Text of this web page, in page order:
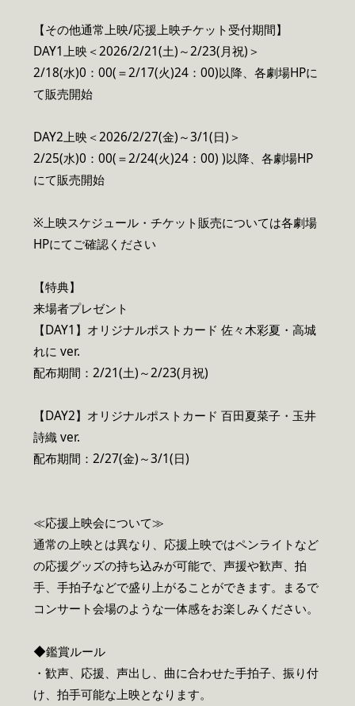
【その他通常上映/応援上映チケット受付期間】
DAY1上映＜2026/2/21(土)～2/23(月祝)＞
2/18(水)0：00(＝2/17(火)24：00)以降、各劇場HPに
て販売開始
DAY2上映＜2026/2/27(金)～3/1(日)＞
2/25(水)0：00(＝2/24(火)24：00) )以降、各劇場HP
にて販売開始
※上映スケジュール・チケット販売については各劇場
HPにてご確認ください
【特典】
来場者プレゼント
【DAY1】オリジナルポストカード 佐々木彩夏・高城
れに ver.
配布期間：2/21(土)～2/23(月祝)
【DAY2】オリジナルポストカード 百田夏菜子・玉井
詩織 ver.
配布期間：2/27(金)～3/1(日)
≪応援上映会について≫
通常の上映とは異なり、応援上映ではペンライトなど
の応援グッズの持ち込みが可能で、声援や歓声、拍
手、手拍子などで盛り上がることができます。まるで
コンサート会場のような一体感をお楽しみください。
◆鑑賞ルール
・歓声、応援、声出し、曲に合わせた手拍子、振り付
け、拍手可能な上映となります。